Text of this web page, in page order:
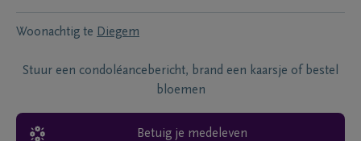
Woonachtig te Diegem
Stuur een condoléancebericht, brand een kaarsje of bestel
bloemen
Betuig je medeleven